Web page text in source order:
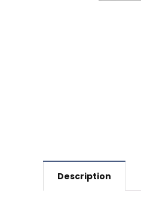
Description